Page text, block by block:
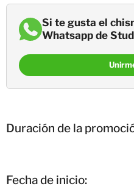
Si te gusta el
Whatsapp de
Duración de la
Fecha de